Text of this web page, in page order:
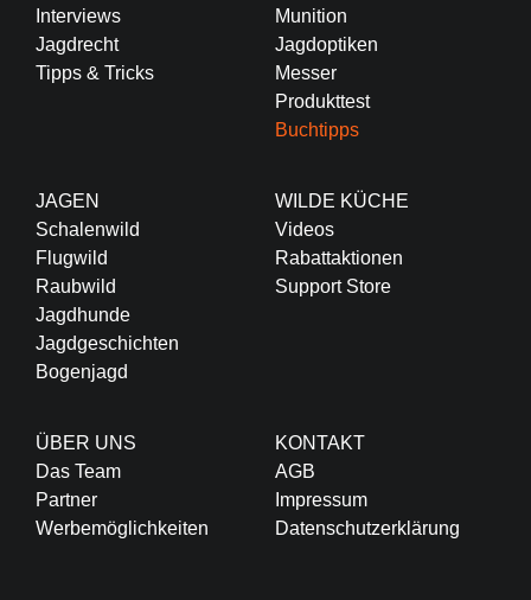
Interviews
Jagdrecht
Tipps & Tricks
Munition
Jagdoptiken
Messer
Produkttest
Buchtipps
JAGEN
Schalenwild
Flugwild
Raubwild
Jagdhunde
Jagdgeschichten
Bogenjagd
WILDE KÜCHE
Videos
Rabattaktionen
Support Store
ÜBER UNS
Das Team
Partner
Werbemöglichkeiten
KONTAKT
AGB
Impressum
Datenschutzerklärung